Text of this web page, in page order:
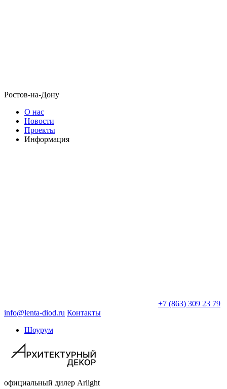
Ростов-на-Дону
О нас
Новости
Проекты
Информация
+7 (863) 309 23 79
info@lenta-diod.ru Контакты
Шоурум
официальный дилер Arlight